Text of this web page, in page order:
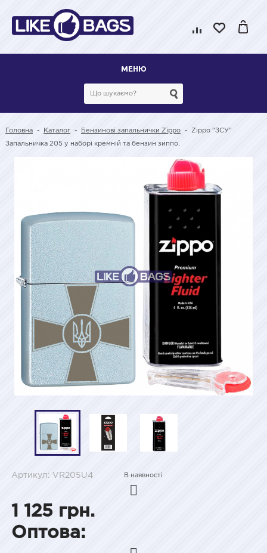
МЕНЮ
Головна - Каталог - Бензинові запальнички Zippo - Zippo "ЗСУ"
Запальничка 205 у наборі кремній та бензин зиппо.
Артикул: VR205U4 В наявності
1 125 грн.
Оптова: